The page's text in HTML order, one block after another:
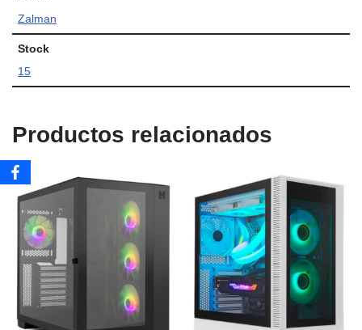
Zalman
Stock
15
Productos relacionados